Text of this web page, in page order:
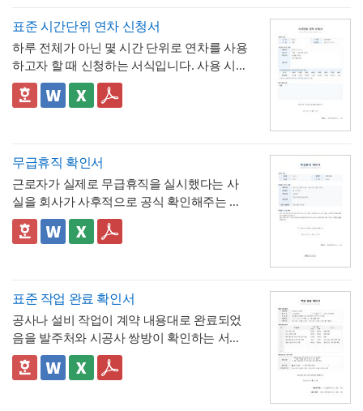
표준 시간단위 연차 신청서
하루 전체가 아닌 몇 시간 단위로 연차를 사용
하고자 할 때 신청하는 서식입니다. 사용 시간
을 연차 일수로 환산하는 기준표를 계약서 자
체에 포함하고 있어, 신청자와 승인자 모두 몇
✅ 이 서식의 구성 특징
며칠에 해당하는지"를 신청서 자체에서 바로
계산·검증 가능
- 사용시간을 "14:00~16:00(총 2시간)"처럼
시작·종료 시각과 총 시간을 함께 기재하도록
해, 반차보다 세분화된 시간 단위로 병원 진
료, 관공서 방문 등 짧은 용무에 유연하게 대
응
- "회사의 소정근로시간에 따라 차감기준은
달라질 수 있음"이라는 단서를 명시해, 하루 8
시간 근무가 아닌 사업장에서도 환산 기준을
조정해 적용할 수 있음을 안내
- 업무 특이사항란을 별도로 두어, 시간단위
연차 사용으로 인해 발생할 수 있는 업무 공백
표에 제시된 환산 기준은 1일 8시간(주 40시
간) 근무를 전제로 한 것이므로,소정근로시간
이 다른 사업장이라면 이 기준을 그대로 적용
근로시간이 7시간인 사업장이라면 1시간당
무급휴직 확인서
근로자가 실제로 무급휴직을 실시했다는 사
실을 회사가 사후적으로 공식 확인해주는 증
명서입니다. 휴직원(신청서)이 사전 승인 절차
를 위한 문서라면, 이 확인서는 이미 실시된
📣 이 서식의 구성 특징
한눈에 확인할 수 있도록 함
2. "급여 지급여부 : 무급(급여 미지급)"이라는
항목을 별도로 명시해, 이 휴직이 유급이 아닌
무급으로 처리되었음을 문서상 명확히 못박
음
3. "회사 내부 규정에 따른 휴직 기준이 적용
되었음을 확인한다"는 문구로, 이 무급휴직이
임의가 아니라 회사의 정식 내부 규정 절차를
거쳐 승인·실시되었음을 명시
4. 확인자(경영지원팀 담당자)의 서명과 회사
직인으로 마무리해, 근로자가 이 문서를 대외
표준 작업 완료 확인서
공사나 설비 작업이 계약 내용대로 완료되었
음을 발주처와 시공사 쌍방이 확인하는 서식
입니다. 작업항목별로 계획 수량과 완료 수량
을 나란히 대조하고, 하자 여부와 하자보증기
✅ 계획 대비 완료 수량 검증 및 하자 확인 관